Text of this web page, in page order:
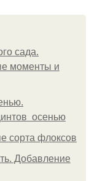
сада.
моменты и
осенью
сорта флоксов
Добавление